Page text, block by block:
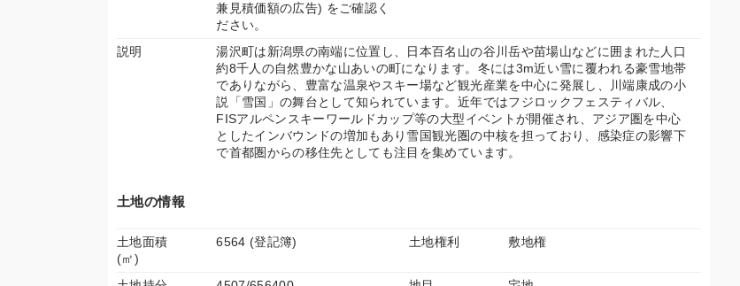
兼見積価額の広告) をご確認く
ださい。
説明
湯沢町は新潟県の南端に位置し、日本百名山の谷川岳や苗場山などに囲まれた人口
約8千人の自然豊かな山あいの町になります。冬には3m近い雪に覆われる豪雪地帯
でありながら、豊富な温泉やスキー場など観光産業を中心に発展し、川端康成の小
説「雪国」の舞台として知られています。近年ではフジロックフェスティバル、
FISアルペンスキーワールドカップ等の大型イベントが開催され、アジア圏を中心
としたインバウンドの増加もあり雪国観光圏の中核を担っており、感染症の影響下
で首都圏からの移住先としても注目を集めています。
土地の情報
土地面積
(㎡)
6564 (登記簿) 土地権利 敷地権